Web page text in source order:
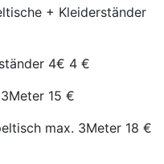
+ Kleiderständer
4€ 4 €
15 €
max. 3Meter 18 €